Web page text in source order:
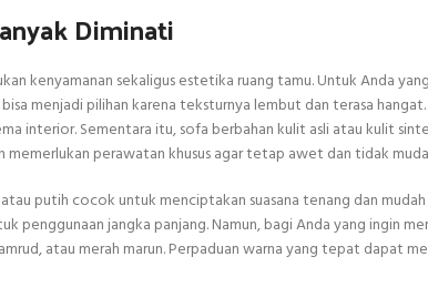
Diminati
kenyamanan sekaligus estetika ruang tamu. Untuk Anda
menjadi pilihan karena teksturnya lembut dan terasa
interior. Sementara itu, sofa berbahan kulit asli atau kulit
memerlukan perawatan khusus agar tetap awet dan tidak
putih cocok untuk menciptakan suasana tenang dan
jangka panjang. Namun, bagi Anda yang ingin
atau merah marun. Perpaduan warna yang tepat dapat